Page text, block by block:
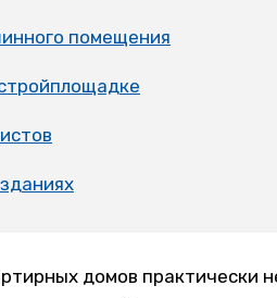
помещения
домов практически